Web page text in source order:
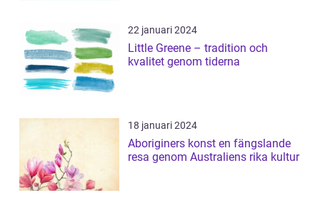
22 januari 2024
Little Greene – tradition och
kvalitet genom tiderna
18 januari 2024
Aboriginers konst en fängslande
resa genom Australiens rika kultur